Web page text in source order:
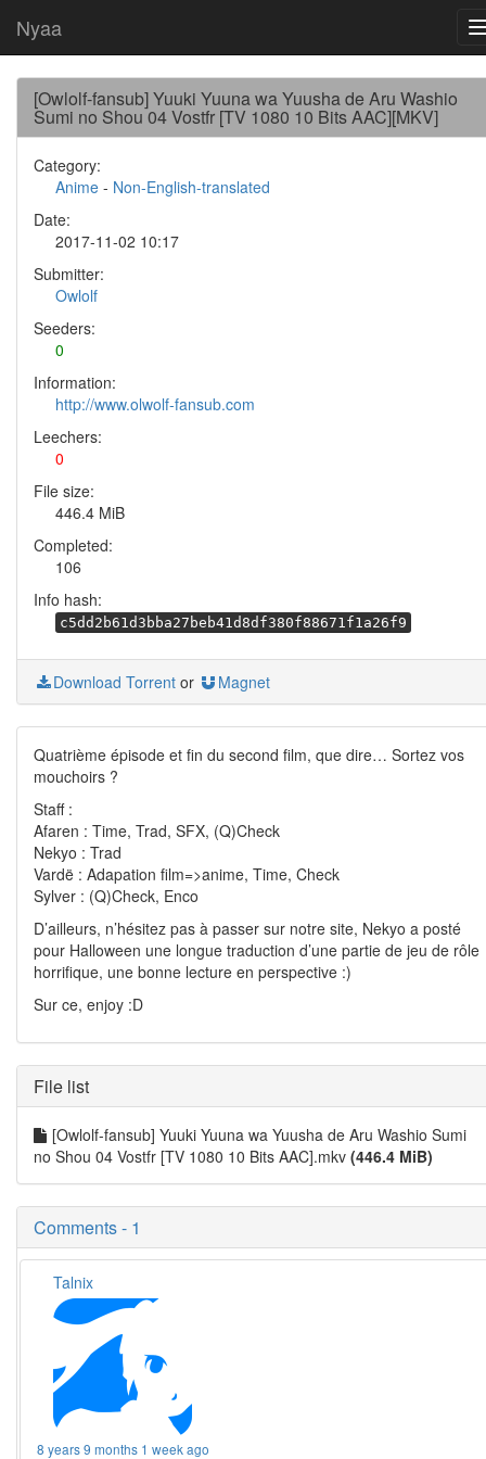
Nyaa
[Owlolf-fansub] Yuuki Yuuna wa Yuusha de Aru Washio
Sumi no Shou 04 Vostfr [TV 1080 10 Bits AAC][MKV]
Category:
Anime - Non-English-translated
Date:
2017-11-02 10:17
Submitter:
Owlolf
Seeders:
0
Information:
http://www.olwolf-fansub.com
Leechers:
0
File size:
446.4 MiB
Completed:
106
Info hash:
c5dd2b61d3bba27beb41d8df380f88671f1a26f9
Download Torrent or Magnet
Quatrième épisode et fin du second film, que dire… Sortez vos
mouchoirs ?
Staff :
Afaren : Time, Trad, SFX, (Q)Check
Nekyo : Trad
Vardë : Adapation film=>anime, Time, Check
Sylver : (Q)Check, Enco
D’ailleurs, n’hésitez pas à passer sur notre site, Nekyo a posté
pour Halloween une longue traduction d’une partie de jeu de rôle
horrifique, une bonne lecture en perspective :)
Sur ce, enjoy :D
File list
[Owlolf-fansub] Yuuki Yuuna wa Yuusha de Aru Washio Sumi
no Shou 04 Vostfr [TV 1080 10 Bits AAC].mkv (446.4 MiB)
Comments - 1
Talnix
8 years 9 months 1 week ago